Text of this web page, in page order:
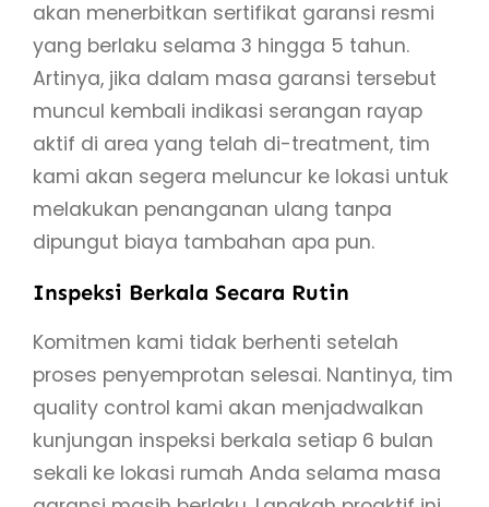
akan menerbitkan sertifikat garansi resmi
yang berlaku selama 3 hingga 5 tahun.
Artinya, jika dalam masa garansi tersebut
muncul kembali indikasi serangan rayap
aktif di area yang telah di-treatment, tim
kami akan segera meluncur ke lokasi untuk
melakukan penanganan ulang tanpa
dipungut biaya tambahan apa pun.
Inspeksi Berkala Secara Rutin
Komitmen kami tidak berhenti setelah
proses penyemprotan selesai. Nantinya, tim
quality control kami akan menjadwalkan
kunjungan inspeksi berkala setiap 6 bulan
sekali ke lokasi rumah Anda selama masa